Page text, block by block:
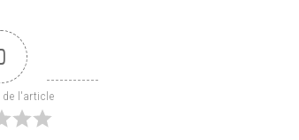
de l'article